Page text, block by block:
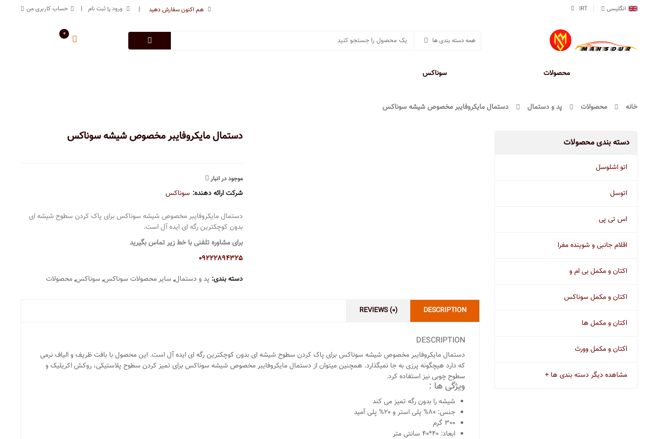
انگلیسی IRT حساب کاربری من ورودیا ثبت نام هم اکنون سفارش دهید
0
محصولات سوناکس
خانه محصولات پد و دستمال دستمال مایکروفایبر مخصوص شیشه سوناکس
دسته بندی محصولات
اتو اشلوسل
اتوسل
اس تی پی
اقلام جانبی و شوینده مفرا
اکتان و مکمل بی ام و
اکتان و مکمل سوناکس
اکتان و مکمل ها
اکتان و مکمل وورث
مشاهده دیگر دسته بندی ها +
دستمال مایکروفایبر مخصوص شیشه سوناکس
موجود در انبار
شرکت ارائه دهنده: سوناکس
دستمال مایکروفایبر مخصوص شیشه سوناکس برای پاک کردن سطوح شیشه ای
بدون کوچکترین رگه ای ایده آل است.
برای مشاوره تلفنی با خط زیر تماس بگیرید
09222894325
دسته بندی: پد و دستمال, سایر محصولات سوناکس, سوناکس,محصولات
DESCRIPTION
REVIEWS (0)
DESCRIPTION
دستمال مایکروفایبر مخصوص شیشه سوناکس برای پاک کردن سطوح شیشه ای بدون کوچکترین رگه ای ایده آل است. این محصول با بافت ظریف و الیاف نرمی
که دارد هیچگونه پرزی به جا نمیگذارد. همچنین میتوان از دستمال مایکروفایبر مخصوص شیشه سوناکس برای تمیز کردن سطوح پلاستیکی، روکش اکریلیک و
سطوح چوبی نیز استفاده کرد.
ویژگی ها :
شیشه را بدون رگه تمیز می کند
جنس: 80% پلی استر و 20% پلی آمید
300 گرم
ابعاد: 40*40 سانتی متر